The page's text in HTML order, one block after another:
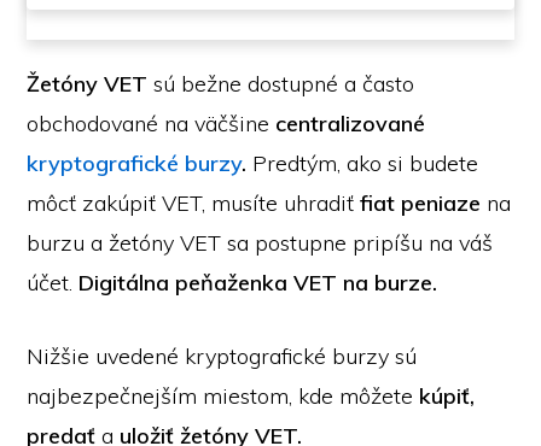
Žetóny VETsú bežne dostupné a často
obchodované na väčšine centralizované
kryptografické burzy. Predtým, ako si budete
môcť zakúpiť VET, musíte uhradiťfiat peniaze na
burzu a žetóny VET sa postupne pripíšu na váš
účet. Digitálna peňaženka VET na burze.
Nižšie uvedené kryptografické burzy sú
najbezpečnejším miestom, kde môžete kúpiť,
predať a uložiť žetóny VET.